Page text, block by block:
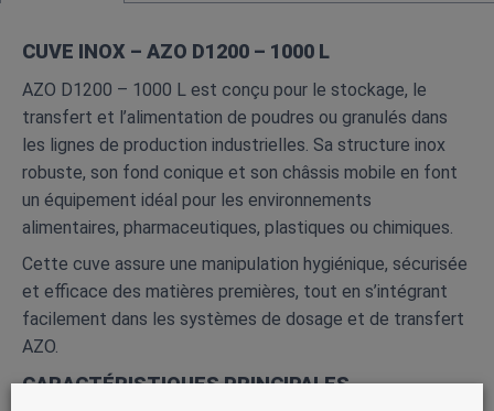
CUVE INOX – AZO D1200 – 1000 L
AZO D1200 – 1000 L est conçu pour le stockage, le
transfert et l’alimentation de poudres ou granulés dans
les lignes de production industrielles. Sa structure inox
robuste, son fond conique et son châssis mobile en font
un équipement idéal pour les environnements
alimentaires, pharmaceutiques, plastiques ou chimiques.
Cette cuve assure une manipulation hygiénique, sécurisée
et efficace des matières premières, tout en s’intégrant
facilement dans les systèmes de dosage et de transfert
AZO.
CARACTÉRISTIQUES PRINCIPALES